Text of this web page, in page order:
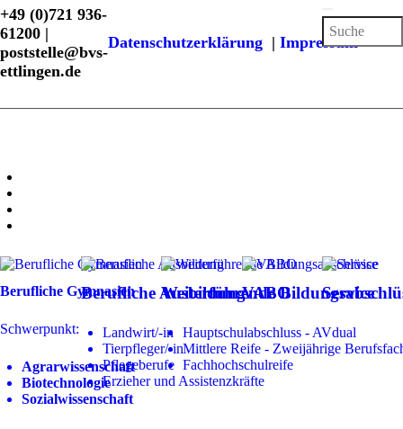
+49 (0)721 936-
61200 |
poststelle@bvs-
ettlingen.de
Datenschutzerklärung | Impressum
Berufliche Gymnasien
Schwerpunkt:
Agrarwissenschaft
Biotechnologie
Sozialwissenschaft
Berufliche Ausbildung
Landwirt/-in
Tierpfleger/-in
Pflegeberufe
Erzieher und Assistenzkräfte
Weiterführende
Hauptschulabschluss - AVdual
Mittlere Reife - Zweijährige
Fachhochschulreife
VABO Service